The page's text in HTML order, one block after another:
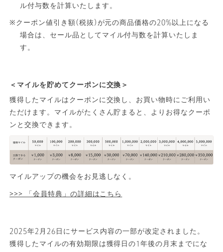
ル付与数を計算いたします。
※クーポン値引き額(税抜)が元の商品価格の20%以上になる
場合は、セール品としてマイル付与数を計算いたしま
す。
＜マイルを貯めてクーポンに交換＞
獲得したマイルはクーポンに交換し、お買い物時にご利用い
ただけます。マイルがたくさん貯まると、よりお得なクーポ
ンと交換できます。
マイルアップの機会をお見逃しなく。
>>> 「会員特典」の詳細はこちら
2025年2月26日にサービス内容の一部が改定されました。
獲得したマイルの有効期限は獲得日の1年後の月末までにな